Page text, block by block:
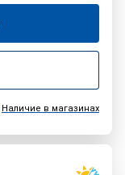
Наличие в магазинах